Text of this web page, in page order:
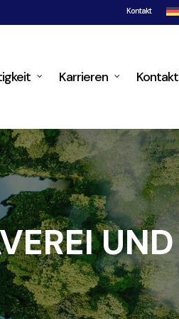
Kontakt
Karrieren Kontakt
UND